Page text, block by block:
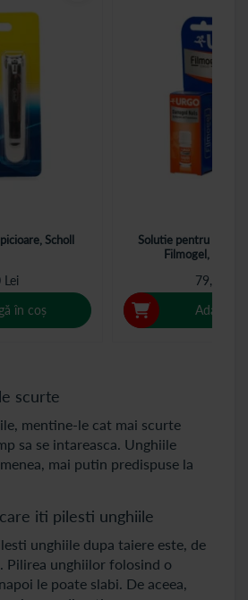
Scholl
în coș
Solutie pentru unghii
Filmogel, 3.3
79,40 Lei
Adaugă
scurte
mentine-le cat mai scurte
sa se intareasca. Unghiile
mai putin predispuse la
iti pilesti unghiile
unghiile dupa taiere este, de
Pilirea unghiilor folosind o
le poate slabi. De aceea,